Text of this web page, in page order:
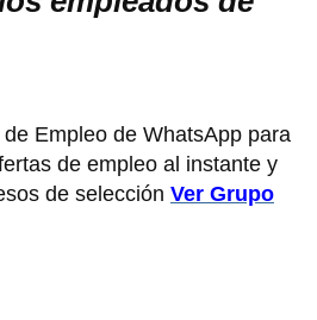
Empleo de WhatsApp para
de empleo al instante y
de selección Ver Grupo